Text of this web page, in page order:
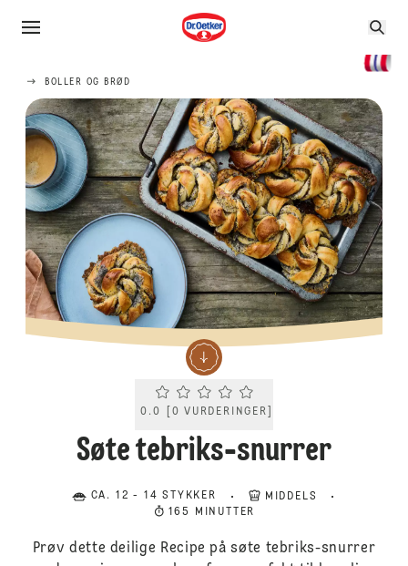
BOLLER OG BRØD
Current rating 0.0. Click to rate.
0.0 0 VURDERINGER
Søte tebriks-snurrer
CA. 12 - 14 STYKKER
MIDDELS
165 MINUTTER
Prøv dette deilige Recipe på søte tebriks-snurrer